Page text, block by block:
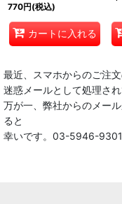
770円(税込)
カートに入れる
最近、スマホからのご注
迷惑メールとして処理さ
万が一、弊社からのメー
ると
幸いです。03-5946-9301